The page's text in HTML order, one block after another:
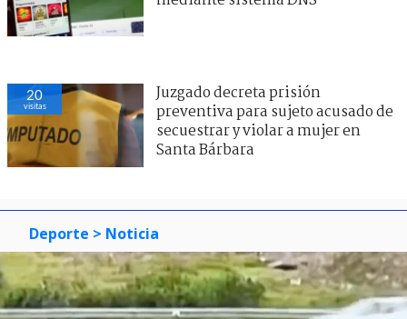
20
visitas
Juzgado decreta prisión
preventiva para sujeto acusado de
secuestrar y violar a mujer en
Santa Bárbara
Deporte > Noticia